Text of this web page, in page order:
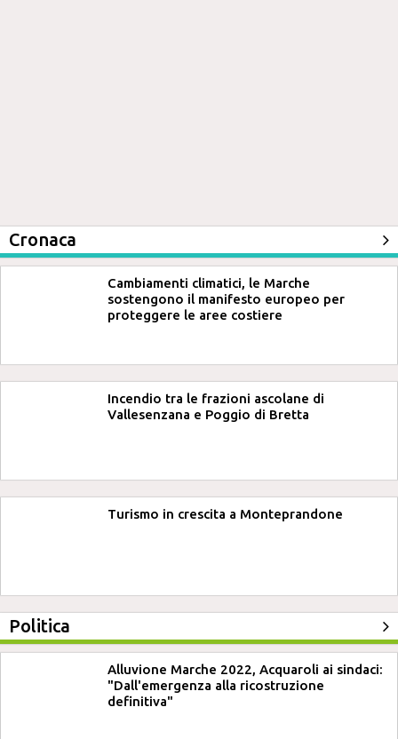
Cronaca
Cambiamenti climatici, le Marche
sostengono il manifesto europeo per
proteggere le aree costiere
Incendio tra le frazioni ascolane di
Vallesenzana e Poggio di Bretta
Turismo in crescita a Monteprandone
Politica
Alluvione Marche 2022, Acquaroli ai sindaci:
"Dall'emergenza alla ricostruzione
definitiva"